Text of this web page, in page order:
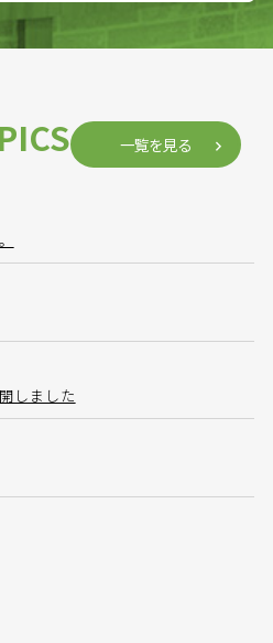
一覧を見る
しました